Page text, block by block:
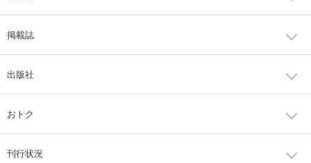
掲載誌
出版社
おトク
刊行状況